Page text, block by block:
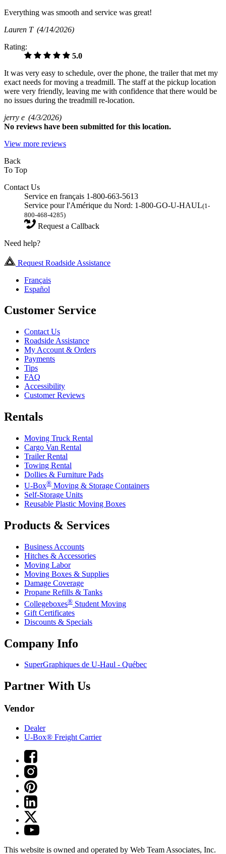
Everything was smooth and service was great!
Lauren T (4/14/2026)
Rating:
5.0
It was very easy to schedule, over the phone, the trailer that met my
exact needs for moving a treadmill. The staff at the pickup location
were very friendly, leaving me with confidence that there would be
no issues during the treadmill re-location.
jerry e (4/3/2026)
No reviews have been submitted for this location.
View more reviews
Back
To Top
Contact Us
Service en français 1-800-663-5613
Service pour l'Amérique du Nord: 1-800-GO-U-HAUL(1-
800-468-4285)
Request a Callback
Need help?
Request Roadside Assistance
Français
Español
Customer Service
Contact Us
Roadside Assistance
My Account & Orders
Payments
Tips
FAQ
Accessibility
Customer Reviews
Rentals
Moving Truck Rental
Cargo Van Rental
Trailer Rental
Towing Rental
Dollies & Furniture Pads
U-Box® Moving & Storage Containers
Self-Storage Units
Reusable Plastic Moving Boxes
Products & Services
Business Accounts
Hitches & Accessories
Moving Labor
Moving Boxes & Supplies
Damage Coverage
Propane Refills & Tanks
Collegeboxes® Student Moving
Gift Certificates
Discounts & Specials
Company Info
SuperGraphiques de U-Haul - Québec
Partner With Us
Vendor
Dealer
U-Box® Freight Carrier
This website is owned and operated by Web Team Associates, Inc.